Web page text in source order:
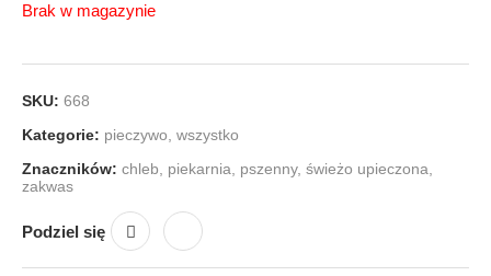
Brak w magazynie
SKU: 668
Kategorie: pieczywo, wszystko
Znaczników: chleb, piekarnia, pszenny, świeżo upieczona,
zakwas
Podziel się